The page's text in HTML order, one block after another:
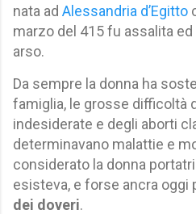
nata ad Alessandria d’Egitto
marzo del 415 fu assalita
arso.
Da sempre la donna ha
famiglia, le grosse difficoltà
indesiderate e degli aborti
determinavano malattie e
considerato la donna
esisteva, e forse ancra oggi
dei doveri.